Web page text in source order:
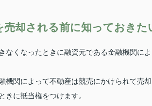
却される前に知っておきた
なくなったときに融資元である金融機関に
機関によって不動産は競売にかけられて売却
きに抵当権をつけます。